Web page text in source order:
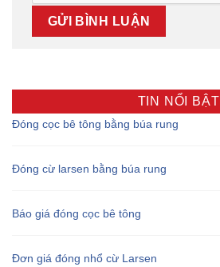
TIN NỔI BẬT
Đóng cọc bê tông bằng búa rung
Đóng cừ larsen bằng búa rung
Báo giá đóng cọc bê tông
Đơn giá đóng nhổ cừ Larsen